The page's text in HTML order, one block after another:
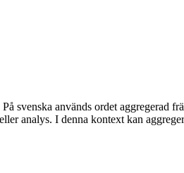
svenska används ordet aggregerad
analys. I denna kontext kan